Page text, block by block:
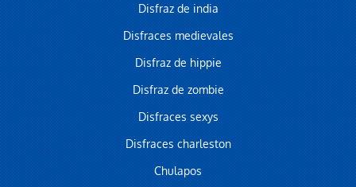
Disfraz de india
Disfraces medievales
Disfraz de hippie
Disfraz de zombie
Disfraces sexys
Disfraces charleston
Chulapos